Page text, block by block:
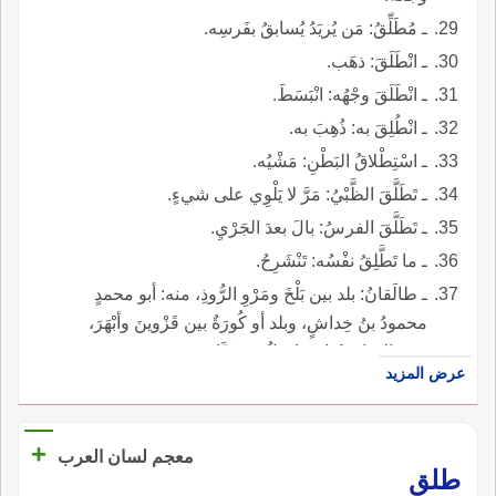
ـ مُطَلِّقُ: مَن يُريَدُ يُسابقُ بفَرسِه.
ـ انْطَلَقَ: ذهَب.
ـ انْطَلَقَ وجْهُه: انْبَسَطَ.
ـ انْطُلِقَ به: ذُهِبَ به.
ـ اسْتِطْلاقُ البَطْنِ: مَشْيُه.
ـ تَطَلَّقَ الظَّبْيُ: مَرَّ لا يَلْوِي على شيءٍ.
ـ تَطَلَّقَ الفرسُ: بالَ بعدَ الجَرْيِ.
ـ ما تَطَّلِقُ نفْسُه: تَنْشَرِحُ.
ـ طالَقانُ: بلد بين بَلْخَ ومَرْوِ الرُّوذِ، منه: أبو محمدٍ
محمودُ بنُ خِداشٍ، وبلد أو كُورَةٌ بين قَزْوينَ وأبْهَرَ،
منه: الصاحبُ إسماعيلُ بنُ عَبَّادٍ.
عرض المزيد
معجم لسان العرب
+
طلق